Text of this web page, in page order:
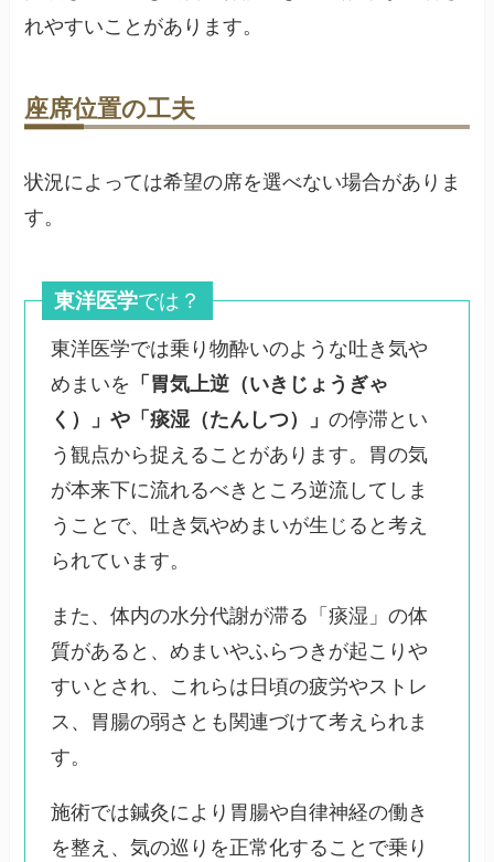
れやすいことがあります。
座席位置の工夫
状況によっては希望の席を選べない場合がありま
す。
東洋医学では？
東洋医学では乗り物酔いのような吐き気や
めまいを 「胃気上逆（いきじょうぎゃ
く）」や「痰湿（たんしつ）」 の停滞とい
う観点から捉えることがあります。胃の気
が本来下に流れるべきところ逆流してしま
うことで、吐き気やめまいが生じると考え
られています。
また、体内の水分代謝が滞る「痰湿」の体
質があると、めまいやふらつきが起こりや
すいとされ、これらは日頃の疲労やストレ
ス、胃腸の弱さとも関連づけて考えられま
す。
施術では鍼灸により胃腸や自律神経の働き
を整え、気の巡りを正常化することで乗り